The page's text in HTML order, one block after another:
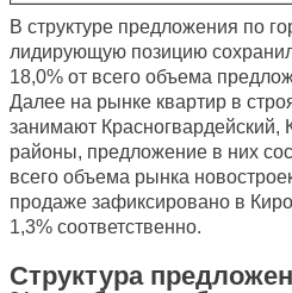
В структуре предложения по
лидирующую позицию
18,0% от всего объема
Далее на рынке квартир в
занимают Красногвардейский,
районы, предложение в них
всего объема рынка
продаже зафиксировано в
1,3% соответственно.
Структура